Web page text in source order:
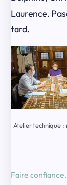
Laurence.
tard.
Atelier technique :
Faire